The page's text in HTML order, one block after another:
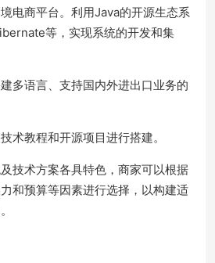
电商平台。利用Java的开源生态系
等，实现系统的开发和集
多语言、支持国内外进出口业务的
术教程和开源项目进行搭建。
技术方案各具特色，商家可以根据
和预算等因素进行选择，以构建适